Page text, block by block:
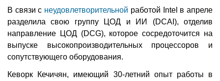
В связи с неудовлетворительной работой Intel в апреле
разделила свою группу ЦОД и ИИ (DCAI), отделив
направление ЦОД (DCG), которое сосредоточится на
выпуске высокопроизводительных процессоров и
сопутствующего оборудования.
Кеворк Кечичян, имеющий 30-летний опыт работы в